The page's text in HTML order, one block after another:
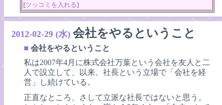
[ツッコミを入れる]
2012-02-29 (水) 会社をやるということ
■ 会社をやるということ
私は2007年4月に株式会社万葉という会社を友人と二
人で設立して、以来、社長という立場で「会社を経
営」し続けている。
正直なところ、さして立派な社長ではないと思う。